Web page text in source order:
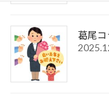
葛尾